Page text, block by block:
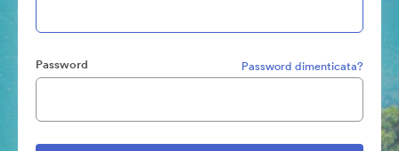
Password Password dimenticata?